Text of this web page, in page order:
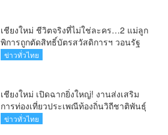
เชียงใหม่ ชีวิตจริงที่ไม่ใช่ละคร…2 แม่ลูก
พิการถูกตัดสิทธิ์บัตรสวัสดิการฯ วอนรัฐ
ทบทวนเกณฑ์ช่วยคนจน(คลิป)
ข่าวทั่วไทย
เชียงใหม่ เปิดฉากยิ่งใหญ่! งานส่งเสริม
การท่องเที่ยวประเพณีท้องถิ่นวิถีชาติพันธุ์
ล้านนา(คลิป)
ข่าวทั่วไทย